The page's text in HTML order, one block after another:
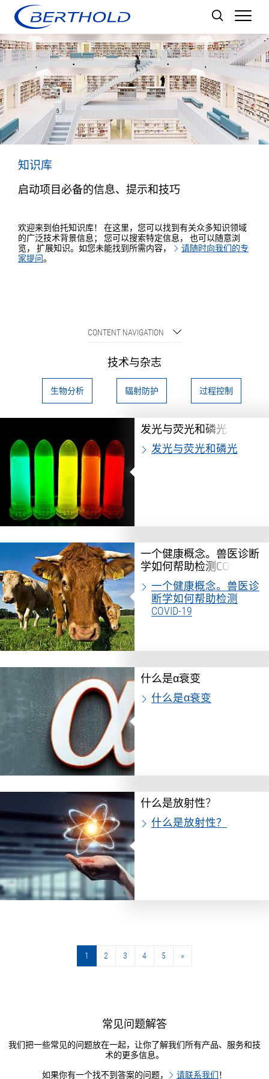
知识库
启动项目必备的信息、提示和技巧
欢迎来到伯托知识库！ 在这里，您可以找到有关众多知识领域
的广泛技术背景信息； 您可以搜索特定信息， 也可以随意浏
览， 扩展知识。如您未能找到所需内容，
请随时向我们的专
家提问。
CONTENT NAVIGATION
技术与杂志
生物分析 辐射防护 过程控制
发光与荧光和磷光
发光与荧光和磷光
一个健康概念。兽医诊断
学如何帮助检测COVID-19
一个健康概念。兽医诊
断学如何帮助检测
COVID-19
什么是α衰变
什么是α衰变
什么是放射性？
什么是放射性？
1 2 3 4 5 »
常见问题解答
我们把一些常见的问题放在一起，让你了解我们所有产品、服务和技
术的更多信息。
如果你有一个找不到答案的问题， 请联系我们 ！